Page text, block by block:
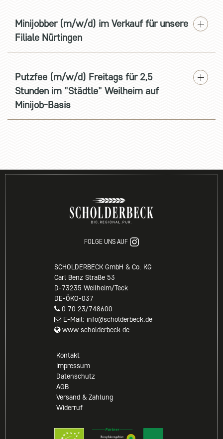
Minijobber (m/w/d) im Verkauf für unsere
Filiale Nürtingen
Putzfee (m/w/d) Freitags für 2,5
Stunden im "Städtle" Weilheim auf
Minijob-Basis
FOLGE UNS AUF
SCHOLDERBECK GmbH & Co. KG
Carl Benz Straße 53
D-73235 Weilheim/Teck
DE-ÖKO-037
0 70 23/748600
E-Mail: info@scholderbeck.de
www.scholderbeck.de
Kontakt
Impressum
Datenschutz
AGB
Versand & Zahlung
Widerruf